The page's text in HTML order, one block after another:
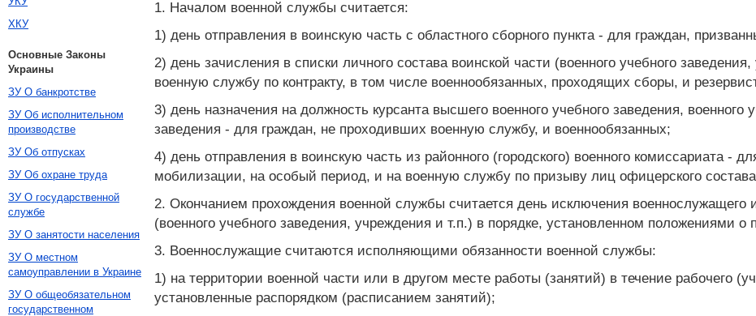
1. Началом военной службы считается:
1) день отправления в воинскую часть с областного сборного пункта - для граждан,
2) день зачисления в списки личного состава воинской части (военного учебного
военную службу по контракту, в том числе военнообязанных, проходящих сборы, и
3) день назначения на должность курсанта высшего военного учебного заведения, военного
заведения - для граждан, не проходивших военную службу, и военнообязанных;
4) день отправления в воинскую часть из районного (городского) военного комиссариата -
мобилизации, на особый период, и на военную службу по призыву лиц офицерского
2. Окончанием прохождения военной службы считается день исключения военнослужащего
(военного учебного заведения, учреждения и т.п.) в порядке, установленном положениями
3. Военнослужащие считаются исполняющими обязанности военной службы:
1) на территории военной части или в другом месте работы (занятий) в течение рабочего
установленные распорядком (расписанием занятий);
ХКУ
Основные Законы
Украины
ЗУ О банкротстве
ЗУ Об исполнительном
производстве
ЗУ Об отпусках
ЗУ Об охране труда
ЗУ О государственной
службе
ЗУ О занятости населения
ЗУ О местном
самоуправлении в Украине
ЗУ О общеобязательном
государственном